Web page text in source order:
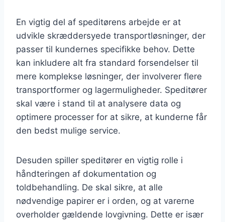
En vigtig del af speditørens arbejde er at
udvikle skræddersyede transportløsninger, der
passer til kundernes specifikke behov. Dette
kan inkludere alt fra standard forsendelser til
mere komplekse løsninger, der involverer flere
transportformer og lagermuligheder. Speditører
skal være i stand til at analysere data og
optimere processer for at sikre, at kunderne får
den bedst mulige service.
Desuden spiller speditører en vigtig rolle i
håndteringen af dokumentation og
toldbehandling. De skal sikre, at alle
nødvendige papirer er i orden, og at varerne
overholder gældende lovgivning. Dette er især